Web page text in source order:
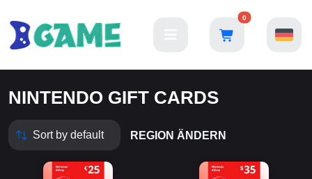
0
NINTENDO GIFT CARDS
REGION ÄNDERN